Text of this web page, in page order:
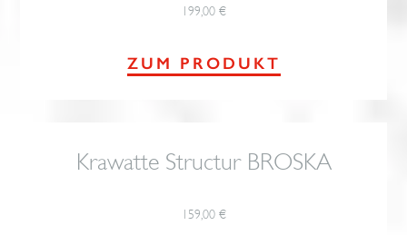
199,00 €
ZUM PRODUKT
Krawatte Structur BROSKA
159,00 €